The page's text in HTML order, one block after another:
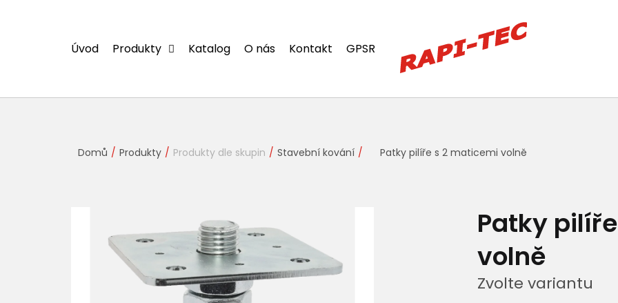
Úvod Produkty Katalog O nás Kontakt GPSR
Domů Produkty Produkty dle skupin Stavební kování Patky pilíře s 2 maticemi volně
Patky
volně
Zvolte variantu